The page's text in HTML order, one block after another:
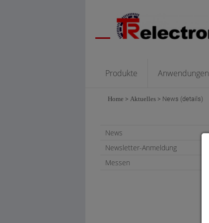
Produkte Anwendungen
Home > Aktuelles > News (details)
News
Newsletter-Anmeldung
Messen